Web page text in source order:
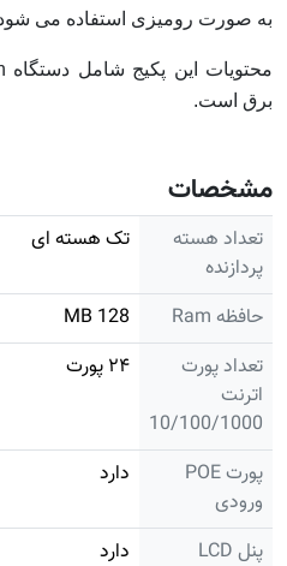
به صورت رومیزی استفاده می
برق است.
مشخصات
تعداد هسته
پردازنده
تک هسته ای
حافظه Ram
128 MB
تعداد پورت
اترنت
10/100/1000
۲۴ پورت
پورت POE
ورودی
دارد
پنل LCD دارد